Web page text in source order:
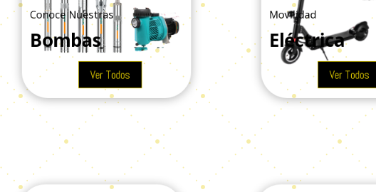
Conoce Nuestras
Bombas
Ver Todos
Movilidad
Eléctrica
Ver Todos